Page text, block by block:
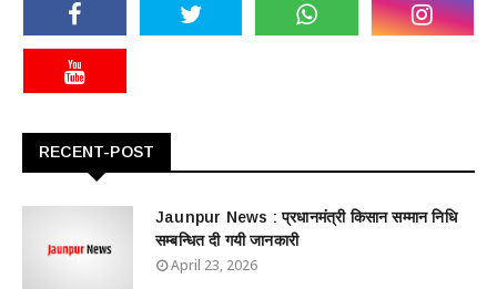
RECENT-POST
Jaunpur News : ​प्रधानमंत्री किसान सम्मान निधि
सम्बन्धित दी गयी जानकारी
April 23, 2026